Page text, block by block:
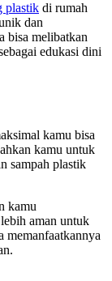
plastik di rumah
dan
bisa melibatkan
edukasi dini
kamu bisa
kamu untuk
sampah plastik
kamu
aman untuk
memanfaatkannya